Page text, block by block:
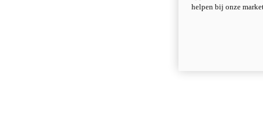
helpen bij onze